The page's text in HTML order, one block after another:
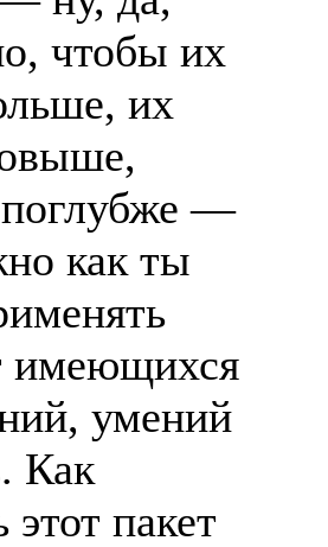
чтобы их
их
поглубже —
как ты
имеющихся
умений
Как
пакет